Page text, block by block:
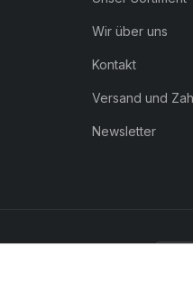
Wir über uns
Kontakt
Versand und
Newsletter